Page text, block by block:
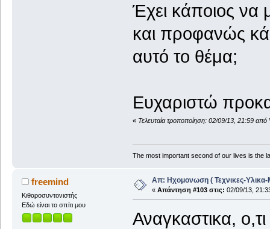
Έχει κάποιος να
και προφανώς
αυτό το θέμα;
Ευχαριστώ
« Τελευταία τροποποίηση: 02/09/13, 21:59 από
The most important second of our lives is the
freemind
Κιθαροσυντονιστής
Εδώ είναι το σπίτι μου
Απ: Ηχομονωση ( Τεχνικες-Υλικα-
« Απάντηση #103 στις: 02/09/13,
Αναγκαστικα,